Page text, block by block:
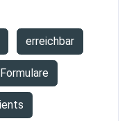
erreichbar
Formulare